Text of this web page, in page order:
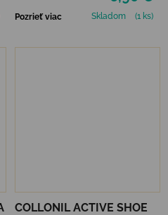
Pozrieť viac Skladom (1 ks)
COLLONIL ACTIVE SHOE